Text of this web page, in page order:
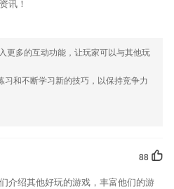
书培训，用户可以根据自己的需要选择
的介绍，如果您喜欢这款软件，您可以
的使用经历，以帮助我们更好的对产品
讯！
更多的互动功能，让玩家可以与其他玩
习和不断学习新的技巧，以保持竞争力
88
介绍其他好玩的游戏，丰富他们的游